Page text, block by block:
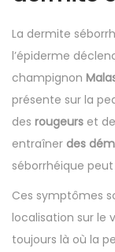
La dermite
l’épiderme
champignon
présente sur la
des rougeurs et
entraîner des
séborrhéique
Ces symptômes
localisation sur le
toujours là où la